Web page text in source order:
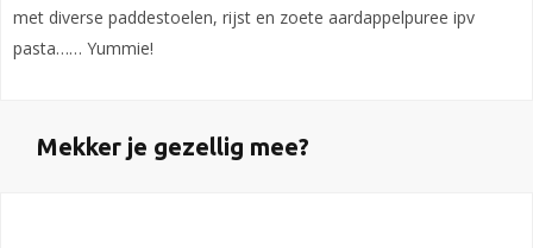
met diverse paddestoelen, rijst en zoete aardappelpuree ipv
pasta…… Yummie!
Mekker je gezellig mee?